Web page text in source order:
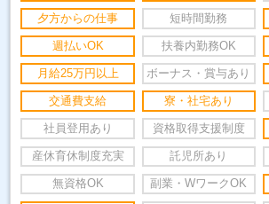
夕方からの仕事 短時間勤務
週払いOK 扶養内勤務OK
月給25万円以上 ボーナス・賞与あり
交通費支給 寮・社宅あり
社員登用あり 資格取得支援制度
産休育休制度充実 託児所あり
無資格OK 副業・WワークOK